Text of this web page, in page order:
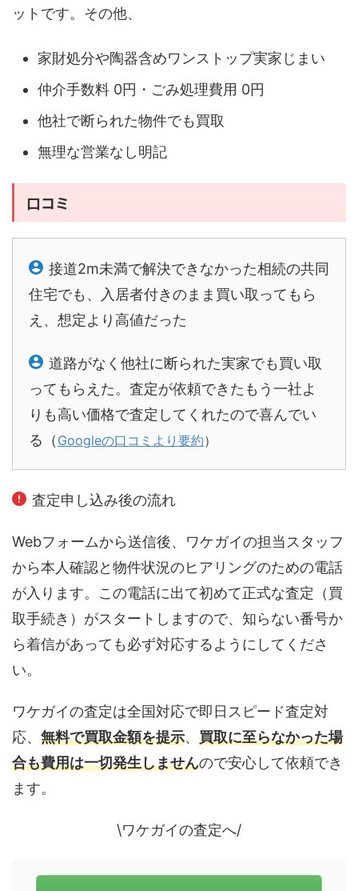
ットです。その他、
家財処分や陶器含めワンストップ実家じまい
仲介手数料 0円・ごみ処理費用 0円
他社で断られた物件でも買取
無理な営業なし明記
口コミ
接道2m未満で解決できなかった相続の共同
住宅でも、入居者付きのまま買い取ってもら
え、想定より高値だった
道路がなく他社に断られた実家でも買い取
ってもらえた。査定が依頼できたもう一社よ
りも高い価格で査定してくれたので喜んでい
る（ Googleの口コミより要約）
査定申し込み後の流れ
Webフォームから送信後、ワケガイの担当スタッフ
から本人確認と物件状況のヒアリングのための電話
が入ります。この電話に出て初めて正式な査定（買
取手続き）がスタートしますので、知らない番号か
ら着信があっても必ず対応するようにしてくださ
い。
ワケガイの査定は全国対応で即日スピード査定対
応、 無料で買取金額を提示、 買取に至らなかった場
合も費用は一切発生しませんので安心して依頼でき
ます。
\ワケガイの査定へ/